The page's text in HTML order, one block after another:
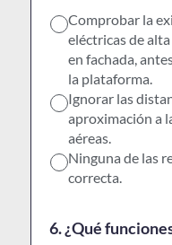
Comprobar la
eléctricas de
en fachada,
la plataforma.
Ignorar las
aproximación a
aéreas.
Ninguna de las
correcta.
6. ¿Qué